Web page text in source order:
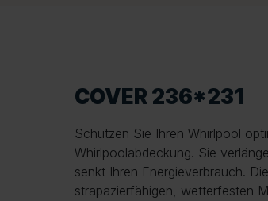
COVER 236*231
Schützen Sie Ihren Whirlpool
Whirlpoolabdeckung. Sie
senkt Ihren Energieverbrauch.
strapazierfähigen, wetterfesten